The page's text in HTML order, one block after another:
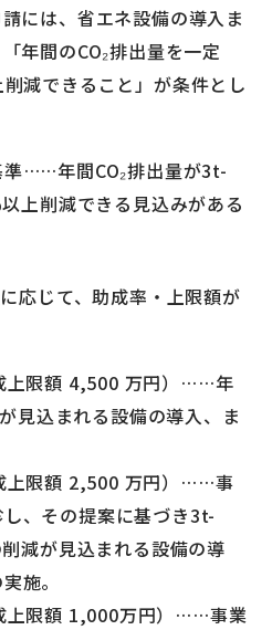
には、省エネ設備の導入ま
年間のCO₂排出量を一定
減できること」が条件とし
準……年間CO₂排出量が3t-
上削減できる見込みがある
応じて、助成率・上限額が
上限額 4,500 万円）……年
見込まれる設備の導入、ま
上限額 2,500 万円）……事
、その提案に基づき3t-
減が見込まれる設備の導
施。
上限額 1,000万円）……事業